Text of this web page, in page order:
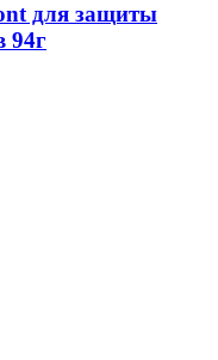
для защиты
94г